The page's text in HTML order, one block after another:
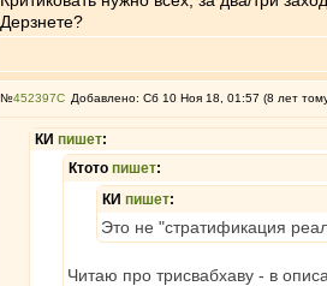
Дерзнете?
№452397 Добавлено: Сб 10 Ноя 18, 01:57 (8 лет
КИ пишет:
Ктото пишет:
КИ пишет:
Это не "стратификация
Читаю про трисвабхаву - в